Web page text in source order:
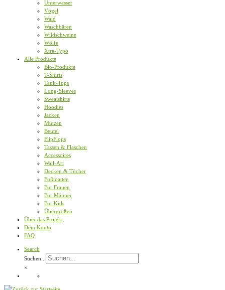
Unterwasser
Vögel
Wald
Waschbären
Wildschweine
Wölfe
Xtra-Typo
Alle Produkte
Bio-Produkte
T-Shirts
Tank-Tops
Long-Sleeves
Sweatshirts
Hoodies
Jacken
Mützen
Beutel
FlipFlops
Tassen & Flaschen
Accessoires
Wall-Art
Decken & Tücher
Fußmatten
Für Frauen
Für Männer
Für Kids
Übergrößen
Über das Projekt
Dein Konto
FAQ
Search
Suchen...
×